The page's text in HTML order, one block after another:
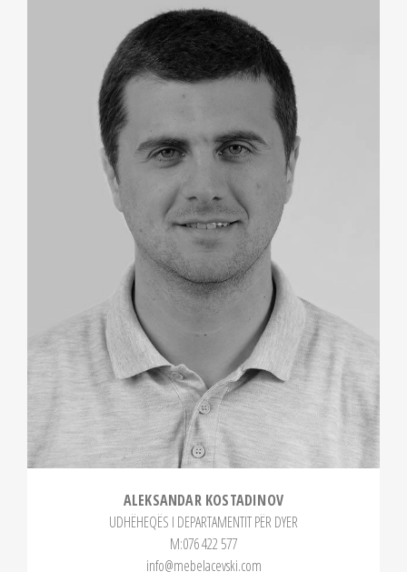
ALEKSANDAR KOSTADINOV
UDHËHEQËS I DEPARTAMENTIT PËR DYER
М:076 422 577
info@mebelacevski.com